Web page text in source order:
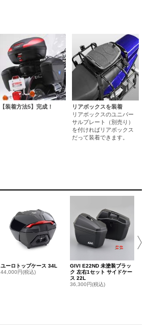
【装着方法5】完成！
リアボックスを装着
リアボックスのユニバー
サルプレート（別売り）
を付ければリアボックス
だって装着できます。
ユーロトップケース 34L
44,000円(税込)
GIVI E22ND 未塗装ブラッ
ク 左右1セット サイドケー
ス 22L
36,300円(税込)